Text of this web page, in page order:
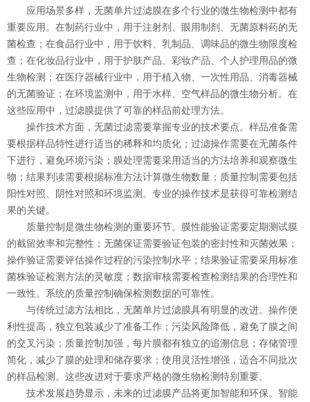
应用场景多样，无菌单片过滤膜在多个行业的微生物检测中都有
重要应用。在制药行业中，用于注射剂、眼用制剂、无菌原料药的无
菌检查；在食品行业中，用于饮料、乳制品、调味品的微生物限度检
查；在化妆品行业中，用于护肤产品、彩妆产品、个人护理用品的微
生物检测；在医疗器械行业中，用于植入物、一次性用品、消毒器械
的无菌验证；在环境监测中，用于水样、空气样品的微生物分析。在
这些应用中，过滤膜提供了可靠的样品前处理方法。
操作技术方面，无菌过滤需要掌握专业的技术要点。样品准备需
要根据样品特性进行适当的稀释和均质化；过滤操作需要在无菌条件
下进行，避免环境污染；膜处理需要采用适当的方法培养和观察微生
物；结果判读需要根据标准方法计算微生物数量；质量控制需要包括
阳性对照、阴性对照和环境监测。专业的操作技术是获得可靠检测结
果的关键。
质量控制是微生物检测的重要环节。膜性能验证需要定期测试膜
的截留效率和完整性；无菌保证需要验证包装的密封性和灭菌效果；
操作验证需要评估操作过程的污染控制水平；结果验证需要采用标准
菌株验证检测方法的灵敏度；数据审核需要检查检测结果的合理性和
一致性。系统的质量控制确保检测数据的可靠性。
与传统过滤方法相比，无菌单片过滤膜具有明显的改进。操作便
利性提高，独立包装减少了准备工作；污染风险降低，避免了膜之间
的交叉污染；质量控制加强，每片膜都有独立的追溯信息；存储管理
简化，减少了膜的处理和储存要求；使用灵活性增强，适合不同批次
的样品检测。这些改进对于要求严格的微生物检测特别重要。
技术发展趋势显示，未来的过滤膜产品将更加智能和环保。智能